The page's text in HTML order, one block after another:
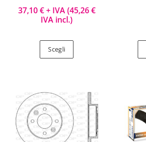
37,10€+ IVA (45,26€
IVA incl.)
Scegli